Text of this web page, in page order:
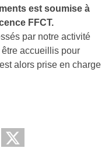
est soumise à
FFCT.
par notre activité
accueillis pour
alors prise en charge